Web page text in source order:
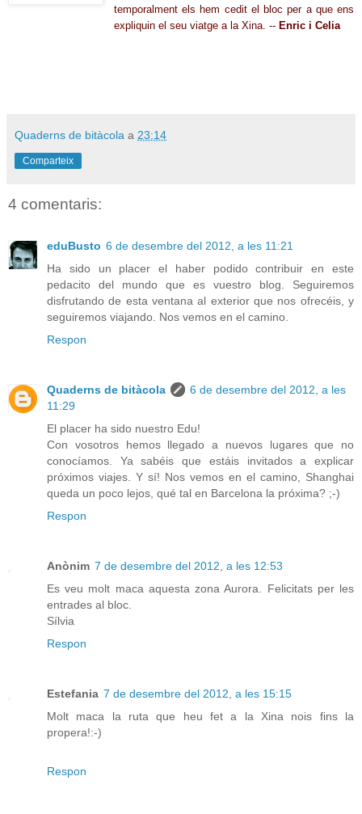
temporalmentels hem cedit el bloc per a que ens
expliquin el seu viatge a la Xina. -- Enric i Celia
Quaderns de bitàcola a 23:14
Comparteix
4 comentaris:
eduBusto 6 de desembre del 2012, a les 11:21
Ha sido un placer el haber podido contribuir en este
pedacito del mundo que es vuestro blog. Seguiremos
disfrutando de esta ventana al exterior que nos ofrecéis, y
seguiremos viajando. Nos vemos en el camino.
Respon
Quaderns de bitàcola
6 de desembre del 2012, a les
11:29
El placer ha sido nuestro Edu!
Con vosotros hemos llegado a nuevos lugares que no
conocíamos. Ya sabéis que estáis invitados a explicar
próximos viajes. Y sí! Nos vemos en el camino, Shanghai
queda un poco lejos, qué tal en Barcelona la próxima? ;-)
Respon
Anònim 7 de desembre del 2012, a les 12:53
Es veu molt maca aquesta zona Aurora. Felicitats per les
entrades al bloc.
Sílvia
Respon
Estefania 7 de desembre del 2012, a les 15:15
Molt maca la ruta que heu fet a la Xina nois fins la
propera!:-)
Respon